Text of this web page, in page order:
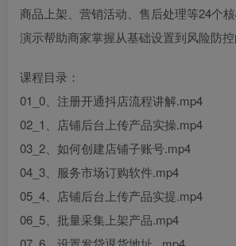
商品上架、营销活动、售后处理等24个
演示帮助商家掌握从基础设置到风险防控
课程目录：
01_0、注册开通抖店流程讲解.mp4
02_1、店铺后台上传产品实操.mp4
03_2、如何创建店铺子账号.mp4
04_3、服务市场订购软件.mp4
05_4、店铺后台上传产品实提.mp4
06_5、批量采集上架产品.mp4